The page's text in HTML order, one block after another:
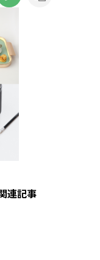
連記事